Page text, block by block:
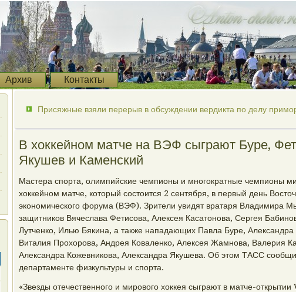
Архив Контакты
Присяжные взяли перерыв в обсуждении вердикта по делу
В хоккейном матче на ВЭФ сыграют Буре,
Якушев и Каменский
Мастера спорта, олимпийские чемпионы и многократные чемпионы
хоккейном матче, который состоится 2 сентября, в первый день
экономического форума (ВЭФ). Зрители увидят вратаря Владимира
защитников Вячеслава Фетисова, Алексея Касатонова, Сергея
Лутченко, Илью Бякина, а также нападающих Павла Буре, Александра
Виталия Прохорова, Андрея Коваленко, Алексея Жамнова, Валерия
Александра Кожевникова, Александра Якушева. Об этом ТАСС
департаменте физкультуры и спорта.
«Звезды отечественного и мирового хоккея сыграют в матче-